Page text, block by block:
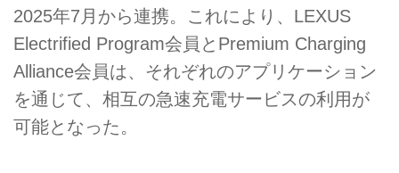
2025年7月から連携。これにより、LEXUS
Electrified Program会員とPremium Charging
Alliance会員は、それぞれのアプリケーション
を通じて、相互の急速充電サービスの利用が
可能となった。